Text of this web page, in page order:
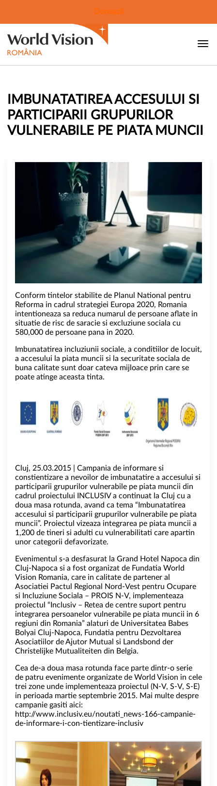
Donează
IMBUNATATIREA ACCESULUI SI
PARTICIPARII GRUPURILOR
VULNERABILE PE PIATA MUNCII
Conform tintelor stabilite de Planul National pentru
Reforma in cadrul strategiei Europa 2020, Romania
intentioneaza sa reduca numarul de persoane aflate in
situatie de risc de saracie si excluziune sociala cu
580,000 de persoane pana in 2020.
Imbunatatirea incluziunii sociale, a conditiilor de locuit,
a accesului la piata muncii si la securitate sociala de
buna calitate sunt doar cateva mijloace prin care se
poate atinge aceasta tinta.
Cluj, 25.03.2015 | Campania de informare si
constientizare a nevoilor de imbunatatire a accesului si
participarii grupurilor vulnerabile pe piata muncii din
cadrul proiectului INCLUSIV a continuat la Cluj cu a
doua masa rotunda, avand ca tema “Imbunatatirea
accesului si participarii grupurilor vulnerabile pe piata
muncii”. Proiectul vizeaza integrarea pe piata muncii a
1,200 de tineri si adulti cu vulnerabilitati care apartin
unor categorii defavorizate.
Evenimentul s-a desfasurat la Grand Hotel Napoca din
Cluj-Napoca si a fost organizat de Fundatia World
Vision Romania, care in calitate de partener al
Asociatiei Pactul Regional Nord-Vest pentru Ocupare
si Incluziune Sociala – PROIS N-V, implementeaza
proiectul “Inclusiv – Retea de centre suport pentru
integrarea persoanelor vulnerabile pe piata muncii in 6
regiuni din Romania” alaturi de Universitatea Babes
Bolyai Cluj-Napoca, Fundatia pentru Dezvoltarea
Asociatiilor de Ajutor Mutual si Landsbond der
Christelijke Mutualiteiten din Belgia.
Cea de-a doua masa rotunda face parte dintr-o serie
de patru evenimente organizate de World Vision in cele
trei zone unde implementeaza proiectul (N-V, S-V, S-E)
in perioada martie septembrie 2015. Mai multe despre
campanie gasiti aici:
http://www.inclusiv.eu/noutati_news-166-campanie-
de-informare-i-con-tientizare-inclusiv